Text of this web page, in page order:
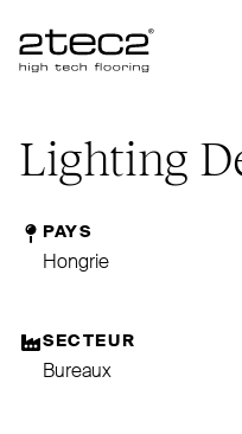
Primary
Lighting
PAYS
Hongrie
SECTEUR
Bureaux